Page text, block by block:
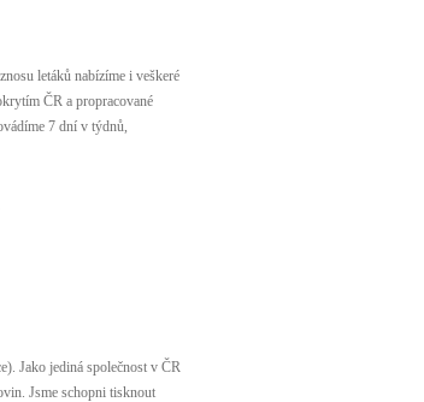
letáků nabízíme i veškeré
ČR a propracované
7 dní v týdnů,
Jako jediná společnost v ČR
Jsme schopni tisknout